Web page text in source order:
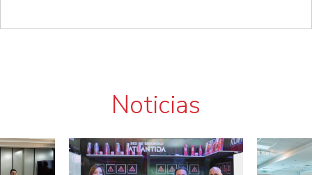
Noticias